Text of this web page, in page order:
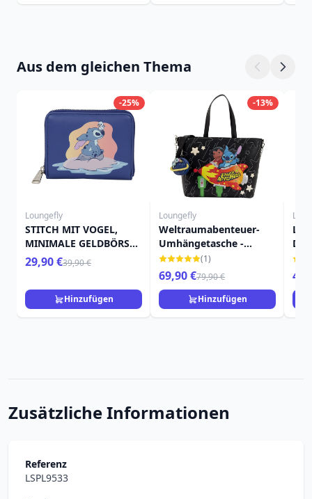
Aus dem gleichen Thema
-25%
Loungefly
STITCH MIT VOGEL,
MINIMALE GELDBÖRSE -
DISNEY LOUNGEFLY
LILO & STITCH
29,90 €39,90 €
Hinzufügen
-13%
Loungefly
Weltraumabenteuer-
Umhängetasche -
Disney Loungefly Lilo &
Stitch
(1)
69,90 €79,90 €
Hinzufügen
Zusätzliche Informationen
Referenz
LSPL9533